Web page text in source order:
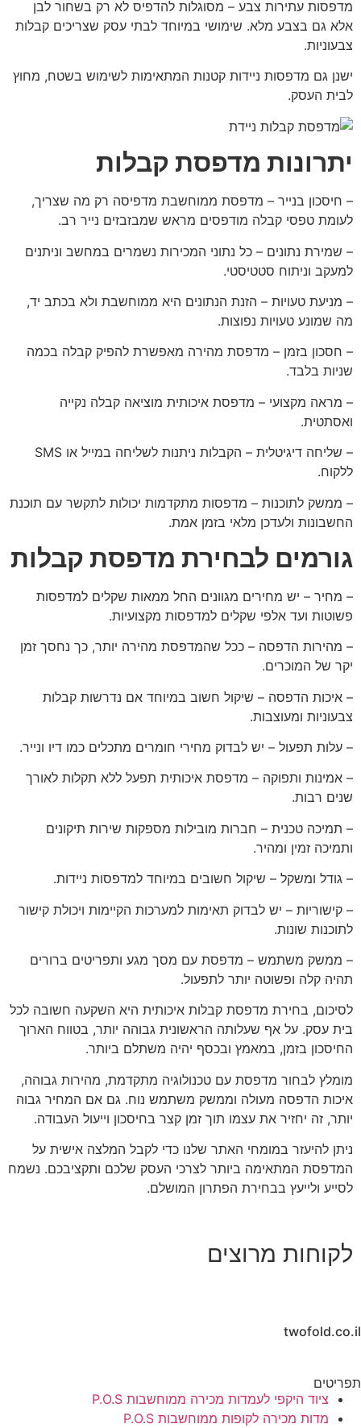
מדפסות עתירות צבע – מסוגלות להדפיס לא רק בשחור לבן
אלא גם בצבע מלא. שימושי במיוחד לבתי עסק שצריכים קבלות
צבעוניות.
ישנן גם מדפסות ניידות קטנות המתאימות לשימוש בשטח, מחוץ
לבית העסק.
יתרונות מדפסת קבלות
– חיסכון בנייר – מדפסת ממוחשבת מדפיסה רק מה שצריך,
לעומת טפסי קבלה מודפסים מראש שמבזבזים נייר רב.
– שמירת נתונים – כל נתוני המכירות נשמרים במחשב וניתנים
למעקב וניתוח סטטיסטי.
– מניעת טעויות – הזנת הנתונים היא ממוחשבת ולא בכתב יד,
מה שמונע טעויות נפוצות.
– חסכון בזמן – מדפסת מהירה מאפשרת להפיק קבלה בכמה
שניות בלבד.
– מראה מקצועי – מדפסת איכותית מוציאה קבלה נקייה
ואסתטית.
– שליחה דיגיטלית – הקבלות ניתנות לשליחה במייל או SMS
ללקוח.
– ממשק לתוכנות – מדפסות מתקדמות יכולות לתקשר עם תוכנת
החשבונות ולעדכן מלאי בזמן אמת.
גורמים לבחירת מדפסת קבלות
– מחיר – יש מחירים מגוונים החל ממאות שקלים למדפסות
פשוטות ועד אלפי שקלים למדפסות מקצועיות.
– מהירות הדפסה – ככל שהמדפסת מהירה יותר, כך נחסך זמן
יקר של המוכרים.
– איכות הדפסה – שיקול חשוב במיוחד אם נדרשות קבלות
צבעוניות ומעוצבות.
– עלות תפעול – יש לבדוק מחירי חומרים מתכלים כמו דיו ונייר.
– אמינות ותפוקה – מדפסת איכותית תפעל ללא תקלות לאורך
שנים רבות.
– תמיכה טכנית – חברות מובילות מספקות שירות תיקונים
ותמיכה זמין ומהיר.
– גודל ומשקל – שיקול חשובים במיוחד למדפסות ניידות.
– קישוריות – יש לבדוק תאימות למערכות הקיימות ויכולת קישור
לתוכנות שונות.
– ממשק משתמש – מדפסת עם מסך מגע ותפריטים ברורים
תהיה קלה ופשוטה יותר לתפעול.
לסיכום, בחירת מדפסת קבלות איכותית היא השקעה חשובה לכל
בית עסק. על אף שעלותה הראשונית גבוהה יותר, בטווח הארוך
החיסכון בזמן, במאמץ ובכסף יהיה משתלם ביותר.
מומלץ לבחור מדפסת עם טכנולוגיה מתקדמת, מהירות גבוהה,
איכות הדפסה מעולה וממשק משתמש נוח. גם אם המחיר גבוה
יותר, זה יחזיר את עצמו תוך זמן קצר בחיסכון וייעול העבודה.
ניתן להיעזר במומחי האתר שלנו כדי לקבל המלצה אישית על
המדפסת המתאימה ביותר לצרכי העסק שלכם ותקציבכם. נשמח
לסייע ולייעץ בבחירת הפתרון המושלם.
לקוחות מרוצים
twofold.co.il
תפריטים
ציוד היקפי לעמדות מכירה ממוחשבות P.O.S
מדות מכירה לקופות ממוחשבות P.O.S